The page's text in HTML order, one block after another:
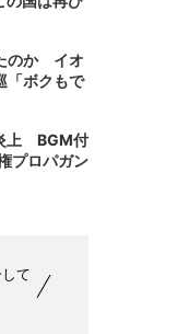
のか イオ
「ボクもで
上 BGM付
プロパガン
て